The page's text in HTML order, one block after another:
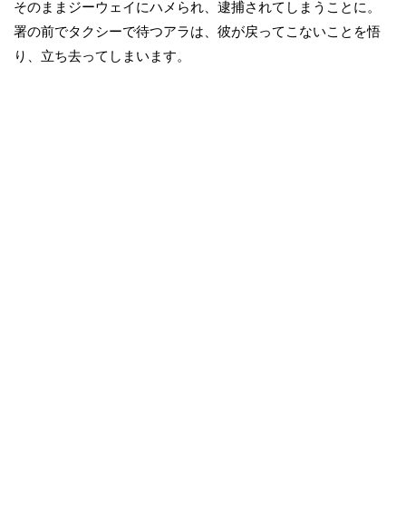
そのままジーウェイにハメられ、逮捕されてしまうことに。
署の前でタクシーで待つアラは、彼が戻ってこないことを悟
り、立ち去ってしまいます。